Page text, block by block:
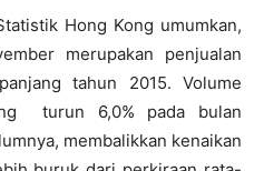
Hong Kong umumkan,
merupakan penjualan
tahun 2015. Volume
turun 6,0% pada bulan
membalikkan kenaikan